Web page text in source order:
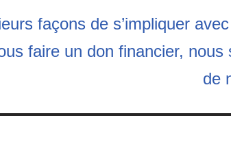
façons de s’impliquer
faire un don financier,
de